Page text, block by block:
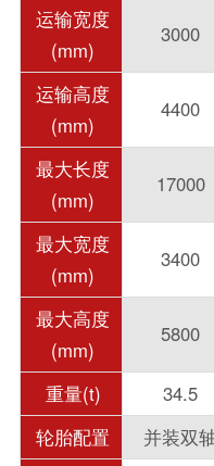
运输宽度
(mm)
3000
运输高度
(mm)
4400
最大长度
(mm)
17000
最大宽度
(mm)
3400
最大高度
(mm)
5800
重量(t) 34.5
轮胎配置
并装双